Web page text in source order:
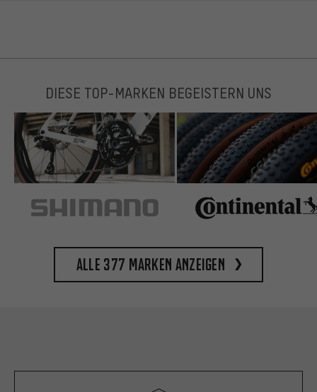
DIESE TOP-MARKEN BEGEISTERN UNS
Alle 377 Marken anzeigen